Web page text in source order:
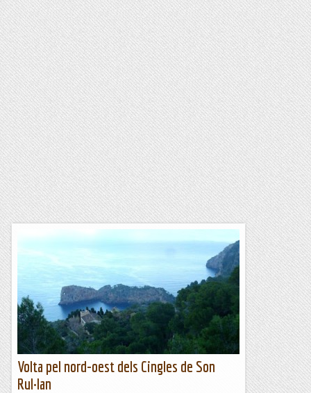
Volta pel nord-oest dels Cingles de Son
Rul·lan